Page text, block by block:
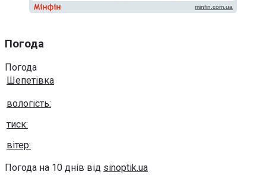
Погода
Погода
Шепетівка
вологість:
тиск:
вітер:
Погода на 10 днів від sinoptik.ua